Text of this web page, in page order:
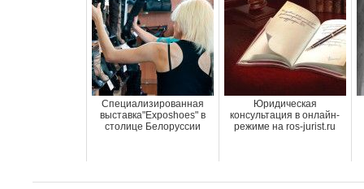
Специализированная
выставка"Exposhoes" в
столице Белоруссии
Юридическая
консультация в онлайн-
режиме на ros-jurist.ru